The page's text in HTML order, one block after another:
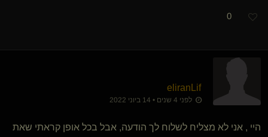
0
eliranLif
לפני 4 שנים • 14 ביוני 2022
היי , אני לא מצליח לשלוח לך הודעה, אבל בכל אופן קראתי שאת